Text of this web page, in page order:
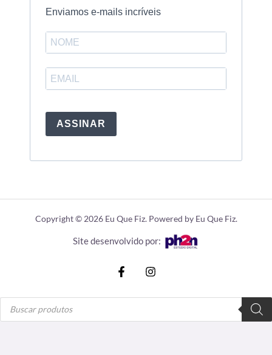
Enviamos e-mails incríveis
ASSINAR
Copyright © 2026 Eu Que Fiz. Powered by Eu Que Fiz.
Site desenvolvido por:
Pesquisar
produtos